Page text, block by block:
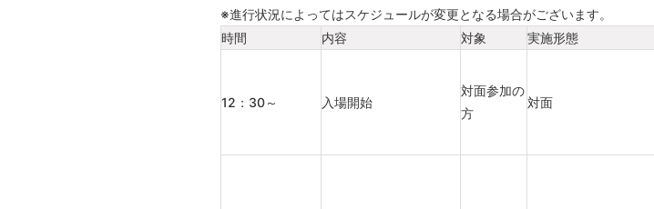
※進行状況によってはスケジュールが変更となる場合がございます。
時間
内容 対象 実施形態
12：30～ 入場開始
対面参加の
方
対面